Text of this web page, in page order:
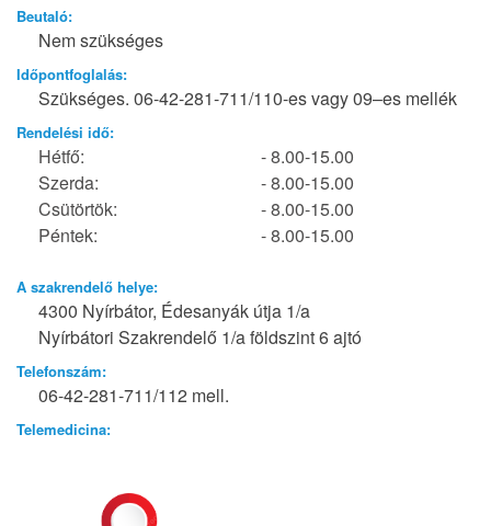
Beutaló:
Nem szükséges
Időpontfoglalás:
Szükséges. 06-42-281-711/110-es vagy 09–es mellék
Rendelési idő:
Hétfő:
- 8.00-15.00
Szerda:
- 8.00-15.00
Csütörtök:
- 8.00-15.00
Péntek:
- 8.00-15.00
A szakrendelő helye:
4300 Nyírbátor, Édesanyák útja 1/a
Nyírbátori Szakrendelő 1/a földszint 6 ajtó
Telefonszám:
06-42-281-711/112 mell.
Telemedicina: